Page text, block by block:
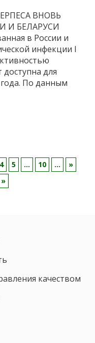
ВНОВЬ
И БЕЛАРУСИ
в России и
инфекции I
доступна для
По данным
время
России
4 5 ... 10 ...
»
качеством